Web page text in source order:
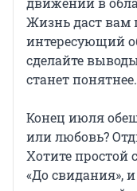
Жизнь даст вам
интересующий
сделайте
станет понятнее.
Конец июля
или любовь?
Хотите простой
«До свидания»,